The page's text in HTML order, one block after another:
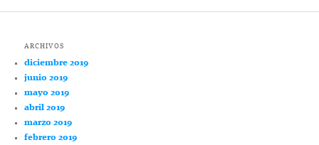
ARCHIVOS
diciembre 2019
junio 2019
mayo 2019
abril 2019
marzo 2019
febrero 2019